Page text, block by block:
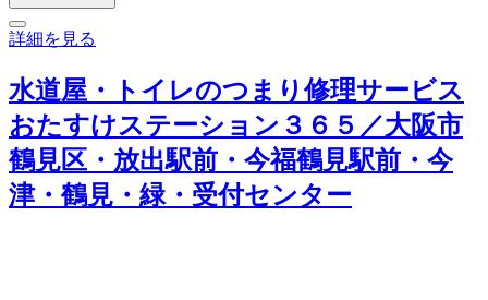
詳細を見る
水道屋・トイレのつまり修理サービス
おたすけステーション３６５／大阪市
鶴見区・放出駅前・今福鶴見駅前・今
津・鶴見・緑・受付センター